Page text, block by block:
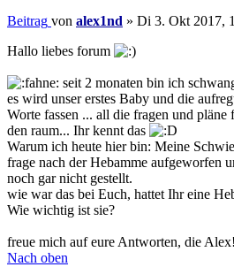
Beitrag von alex1nd » Di 3. Okt 2017,
Hallo liebes forum
seit 2 monaten bin ich
es wird unser erstes Baby und die
Worte fassen ... all die fragen und pläne
den raum... Ihr kennt das
Warum ich heute hier bin: Meine
frage nach der Hebamme aufgeworfen
noch gar nicht gestellt.
wie war das bei Euch, hattet Ihr eine
Wie wichtig ist sie?
freue mich auf eure Antworten, die
Nach oben